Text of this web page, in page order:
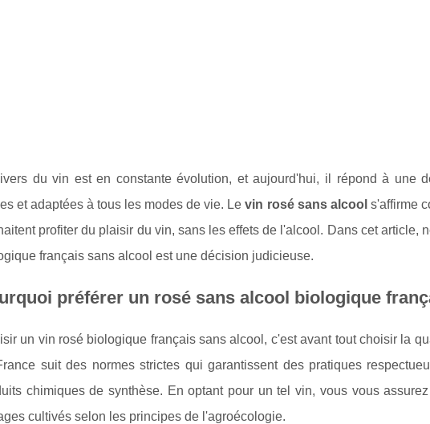
du vin est en constante évolution, et aujourd'hui, il répond à une
et adaptées à tous les modes de vie. Levin rosé sans alcool s'affirme
profiter du plaisir du vin, sans les effets de l'alcool. Dans cet article,
français sans alcool est une décision judicieuse.
préférer un rosé sans alcool biologique
un vin rosé biologique français sans alcool, c'est avant tout choisir la
suit des normes strictes qui garantissent des pratiques
chimiques de synthèse. En optant pour un tel vin, vous vous
cultivés selon les principes de l'agroécologie.